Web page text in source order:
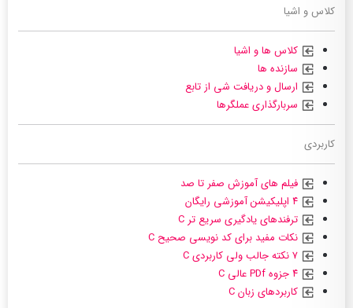
کلاس و اشیا
کلاس ها و اشیا
سازنده ها
ارسال و دریافت شی از تابع
سربارگذاری عملگرها
کاربردی
فیلم های آموزش صفر تا صد
۴ اپلیکیشن آموزشی رایگان
ترفندهای یادگیری سریع تر C
نکات مفید برای کد نویسی صحیح C
۴ جزوه PDf عالی C
کاربردهای زبان C